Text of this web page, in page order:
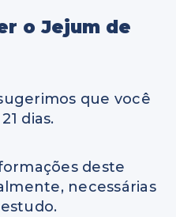
o Jejum de
que você
dias.
deste
necessárias